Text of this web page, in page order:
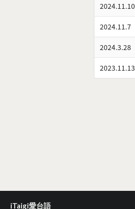
2024.11.10
2024.11.7
2024.3.28
2023.11.13
iTaigi愛台語